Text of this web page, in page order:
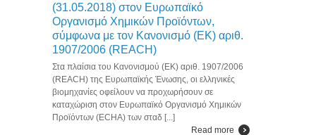
(31.05.2018) στον Ευρωπαϊκό
Οργανισμό Χημικών Προϊόντων,
σύμφωνα με τον Κανονισμό (ΕΚ) αριθ.
1907/2006 (REACH)
Στα πλαίσια του Κανονισμού (ΕΚ) αριθ. 1907/2006
(REACH) της Ευρωπαϊκής Ένωσης, οι ελληνικές
βιομηχανίες οφείλουν να προχωρήσουν σε
καταχώριση στον Ευρωπαϊκό Οργανισμό Χημικών
Προϊόντων (ECHA) των σταδ [...]
Read more